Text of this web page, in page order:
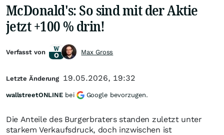
McDonald's: So sind mit der Aktie
jetzt +100 % drin!
Die Anteile des Burgerbraters standen zuletzt unter
starkem Verkaufsdruck, doch inzwischen ist
Verfasst von Max Gross
Letzte Änderung 19.05.2026, 19:32
wallstreetONLINE bei Google bevorzugen.